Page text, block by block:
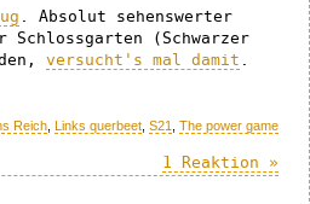
. Absolut sehenswerter
(Schwarzer
versucht's mal damit
Reich Links querbeet S21 The power game
1 Reaktion »